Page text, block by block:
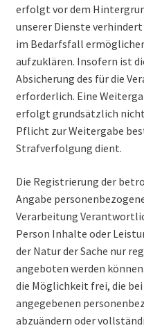
erfolgt vor dem
unserer Dienste
im Bedarfsfall
aufzuklären. Insofern ist
Absicherung des für die
erforderlich. Eine
erfolgt grundsätzlich
Pflicht zur Weitergabe
Strafverfolgung dient.
Die Registrierung der
Angabe
Verarbeitung
Person Inhalte oder
der Natur der Sache nur
angeboten werden
die Möglichkeit frei, die
angegebenen
abzuändern oder